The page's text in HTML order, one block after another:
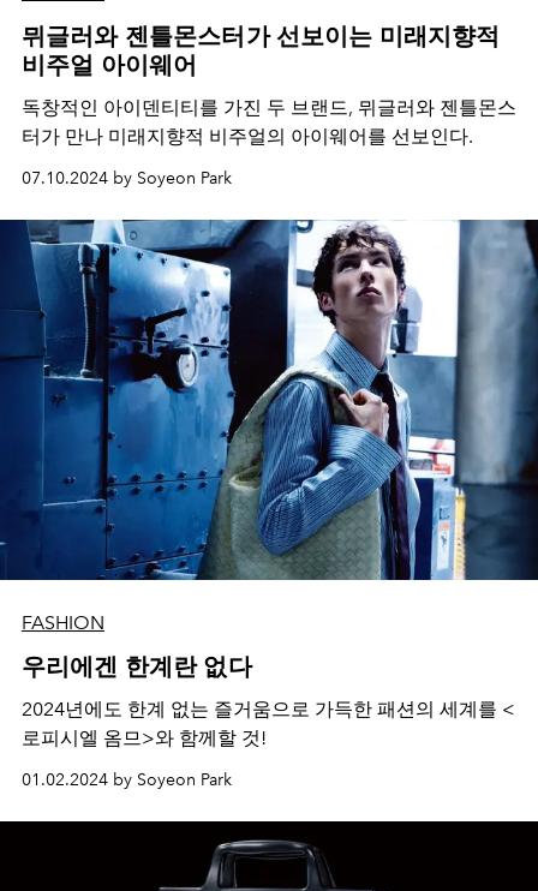
뮈글러와 젠틀몬스터가 선보이는 미래지향적
비주얼 아이웨어
독창적인 아이덴티티를 가진 두 브랜드, 뮈글러와 젠틀몬스
터가 만나 미래지향적 비주얼의 아이웨어를 선보인다.
07.10.2024 by Soyeon Park
FASHION
우리에겐 한계란 없다
2024년에도 한계 없는 즐거움으로 가득한 패션의 세계를 <
로피시엘 옴므>와 함께할 것!
01.02.2024 by Soyeon Park